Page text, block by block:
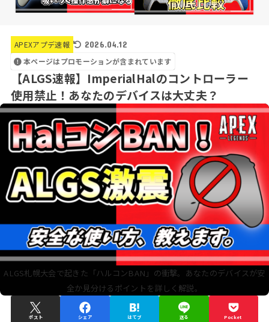
APEXアプデ速報
2026.04.12
本ページはプロモーションが含まれています
【ALGS速報】ImperialHalのコントローラー
使用禁止！あなたのデバイスは大丈夫？
ALGS札幌大会で起きた「ハルコンBAN」の衝撃。あなたのデバイスが安
全か見分けるポイントを詳しく解説。
ポスト シェア はてブ 送る Pocket